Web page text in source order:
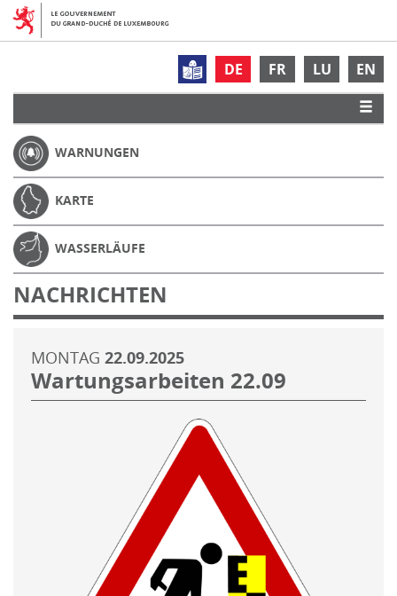
DE FR LU EN
WARNUNGEN
KARTE
WASSERLÄUFE
NACHRICHTEN
MONTAG 22.09.2025
Wartungsarbeiten 22.09